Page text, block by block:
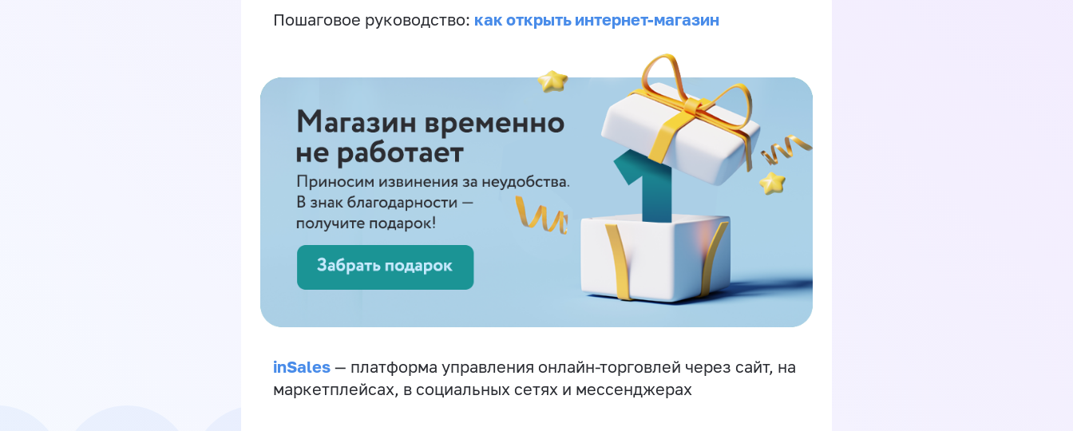
Пошаговое руководство: как открыть интернет-магазин
inSales — платформа управления онлайн-торговлей через сайт, на
маркетплейсах, в социальных сетях и мессенджерах